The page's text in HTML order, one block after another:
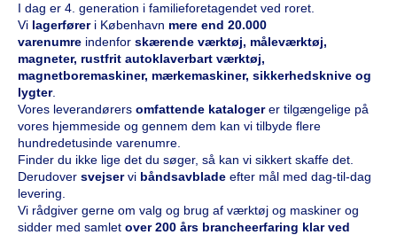
I dag er 4. generation i familieforetagendet ved roret.
Vi lagerfører i København mere end 20.000
varenumre indenfor skærende værktøj, måleværktøj,
magneter, rustfrit autoklaverbart værktøj,
magnetboremaskiner, mærkemaskiner, sikkerhedsknive og
lygter.
Vores leverandørers omfattende katalogerer tilgængelige på
vores hjemmeside og gennem dem kan vi tilbyde flere
hundredetusinde varenumre.
Finder du ikke lige det du søger, så kan vi sikkert skaffe det.
Derudover svejservi båndsavblade efter mål med dag-til-dag
levering.
Vi rådgiver gerne om valg og brug af værktøj og maskiner og
sidder med samlet over 200 års brancheerfaring klar ved